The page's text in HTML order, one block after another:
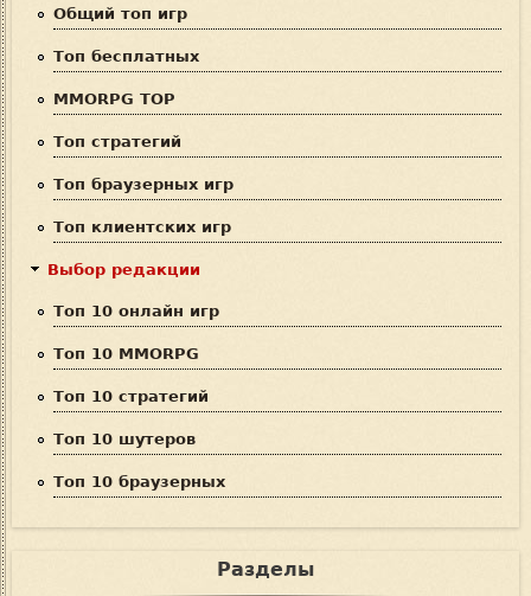
Общий топ игр
Топ бесплатных
MMORPG TOP
Топ стратегий
Топ браузерных игр
Топ клиентских игр
Выбор редакции
Топ 10 онлайн игр
Топ 10 MMORPG
Топ 10 стратегий
Топ 10 шутеров
Топ 10 браузерных
Разделы